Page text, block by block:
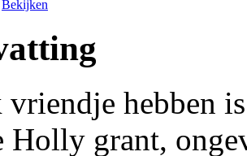
Bekijken
hebben
Holly grant,